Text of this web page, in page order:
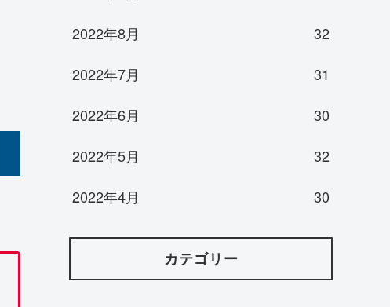
2022年8月
32
2022年7月
31
2022年6月
30
2022年5月
32
2022年4月
30
カテゴリー